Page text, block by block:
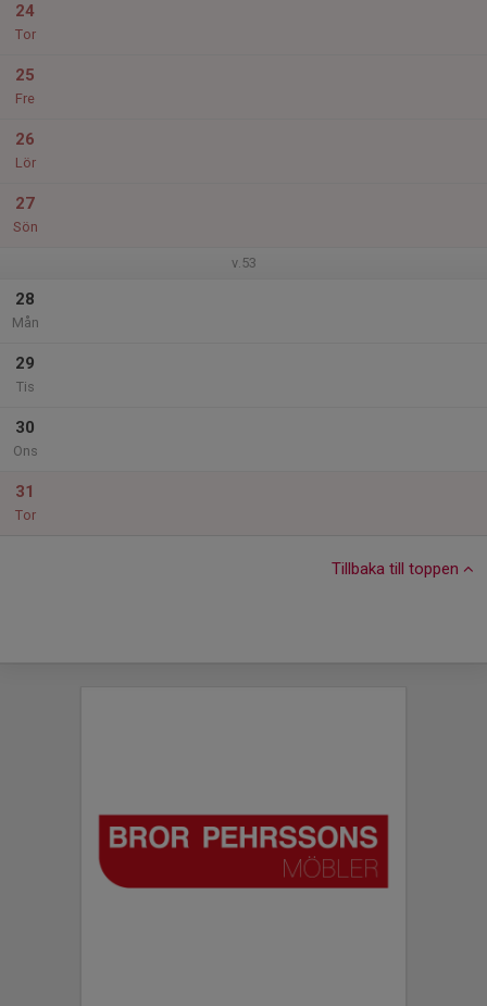
24
Tor
25
Fre
26
Lör
27
Sön
v.53
28
Mån
29
Tis
30
Ons
31
Tor
Tillbaka till toppen